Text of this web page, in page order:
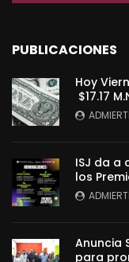
PUBLICACIONES
Hoy
$17.17
ISJ da a
los
Anuncia
para